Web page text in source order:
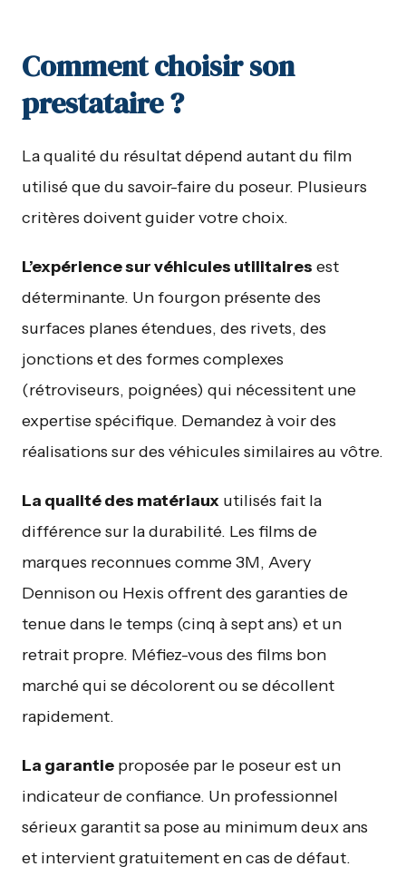
Comment choisir son
prestataire ?
La qualité du résultat dépend autant du film
utilisé que du savoir-faire du poseur. Plusieurs
critères doivent guider votre choix.
L’expérience sur véhicules utilitaires est
déterminante. Un fourgon présente des
surfaces planes étendues, des rivets, des
jonctions et des formes complexes
(rétroviseurs, poignées) qui nécessitent une
expertise spécifique. Demandez à voir des
réalisations sur des véhicules similaires au vôtre.
La qualité des matériaux utilisés fait la
différence sur la durabilité. Les films de
marques reconnues comme 3M, Avery
Dennison ou Hexis offrent des garanties de
tenue dans le temps (cinq à sept ans) et un
retrait propre. Méfiez-vous des films bon
marché qui se décolorent ou se décollent
rapidement.
La garantie proposée par le poseur est un
indicateur de confiance. Un professionnel
sérieux garantit sa pose au minimum deux ans
et intervient gratuitement en cas de défaut.